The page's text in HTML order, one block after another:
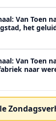
Van Toen
het
Van Toen
naar